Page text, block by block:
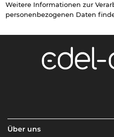
Weitere Informationen zur
personenbezogenen Daten
Über uns